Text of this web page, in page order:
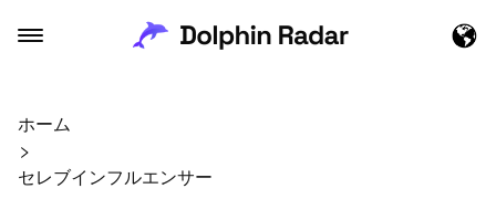
ホーム
セレブインフルエンサー